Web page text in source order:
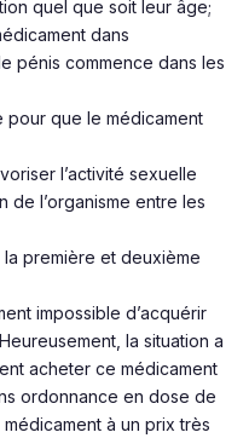
quel que soit leur âge;
dans
pénis commence dans les
pour que le médicament
l’activité sexuelle
de l’organisme entre les
première et deuxième
impossible d’acquérir
la situation a
acheter ce médicament
ordonnance en dose de
à un prix très